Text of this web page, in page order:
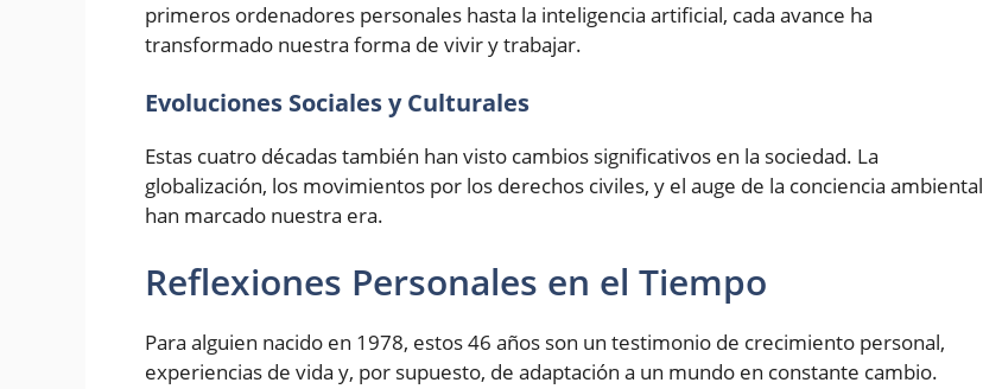
primeros ordenadores personales hasta la inteligencia artificial, cada avance ha
transformado nuestra forma de vivir y trabajar.
Evoluciones Sociales y Culturales
Estas cuatro décadas también han visto cambios significativos en la sociedad. La
globalización, los movimientos por los derechos civiles, y el auge de la conciencia ambiental
han marcado nuestra era.
Reflexiones Personales en el Tiempo
Para alguien nacido en 1978, estos 46 años son un testimonio de crecimiento personal,
experiencias de vida y, por supuesto, de adaptación a un mundo en constante cambio.